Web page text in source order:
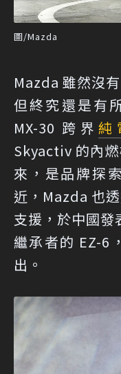
圖/Mazda
Mazda 雖然沒
但終究還是有
MX-30 跨界純
Skyactiv 的內
來，是品牌探
近，Mazda 也
支援，於中國發
繼承者的 EZ-6
出。